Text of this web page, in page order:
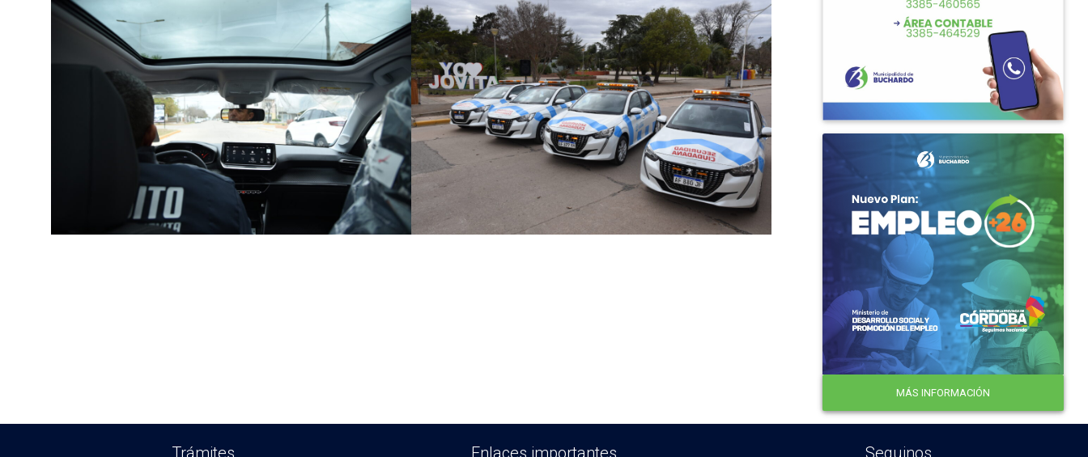
MÁS INFORMACIÓN